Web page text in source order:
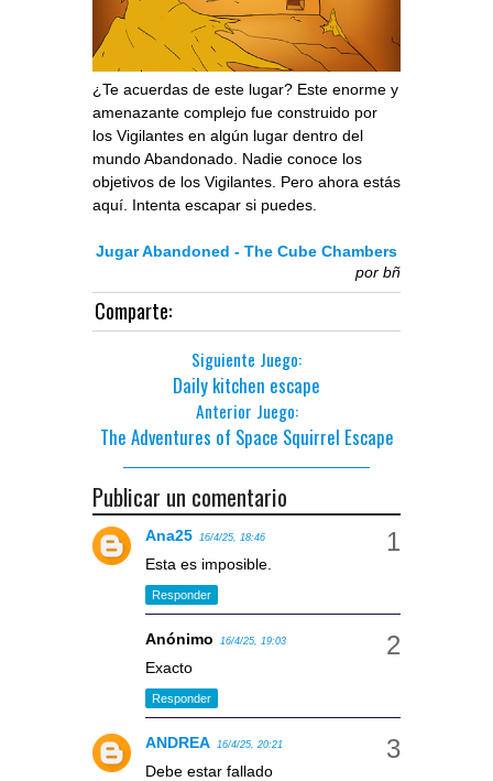
¿Te acuerdas de este lugar? Este enorme y
amenazante complejo fue construido por
los Vigilantes en algún lugar dentro del
mundo Abandonado. Nadie conoce los
objetivos de los Vigilantes. Pero ahora estás
aquí. Intenta escapar si puedes.
Jugar Abandoned - The Cube Chambers
por bñ
Comparte:
Siguiente Juego:
Daily kitchen escape
Anterior Juego:
The Adventures of Space Squirrel Escape
Publicar un comentario
Ana25 16/4/25, 18:46
Esta es imposible.
Responder
Anónimo 16/4/25, 19:03
Exacto
Responder
ANDREA 16/4/25, 20:21
Debe estar fallado